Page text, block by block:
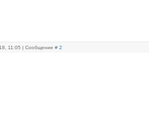
11:05 | Сообщение # 2